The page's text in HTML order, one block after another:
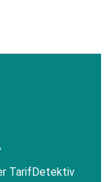
TarifDetektiv